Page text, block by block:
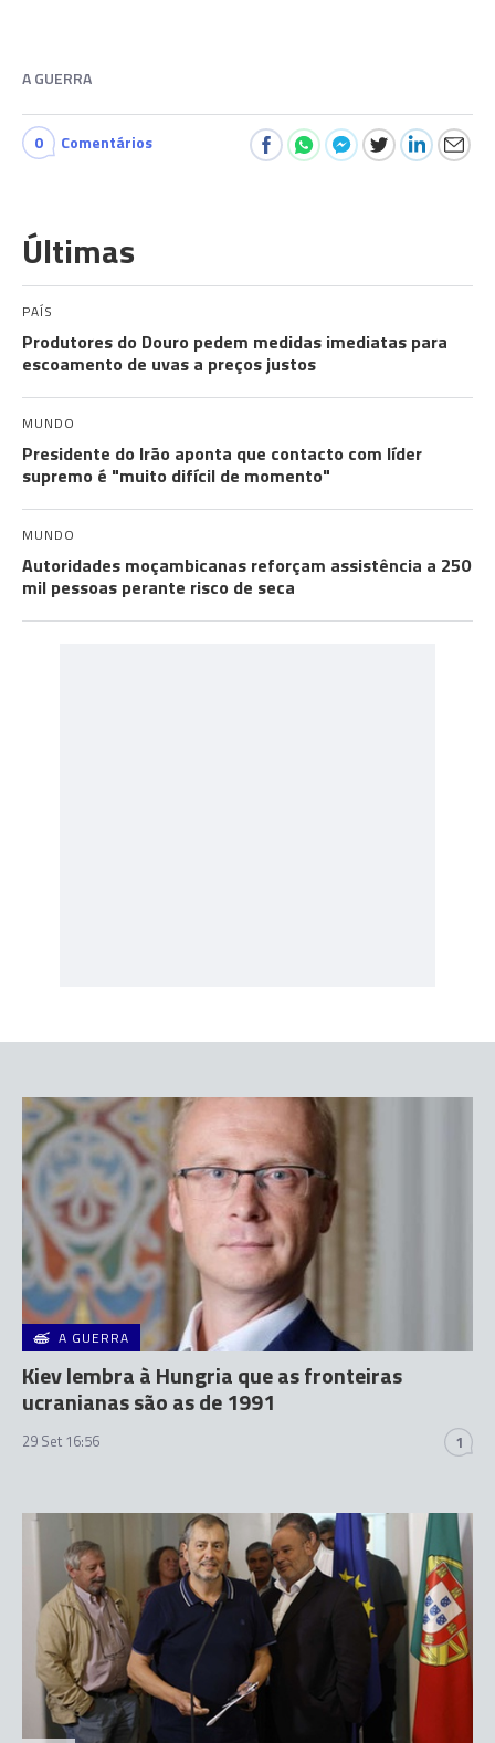
A GUERRA
0 Comentários
Últimas
PAÍS
Produtores do Douro pedem medidas imediatas para
escoamento de uvas a preços justos
MUNDO
Presidente do Irão aponta que contacto com líder
supremo é "muito difícil de momento"
MUNDO
Autoridades moçambicanas reforçam assistência a 250
mil pessoas perante risco de seca
A GUERRA
Kiev lembra à Hungria que as fronteiras
ucranianas são as de 1991
29 Set 16:56 1